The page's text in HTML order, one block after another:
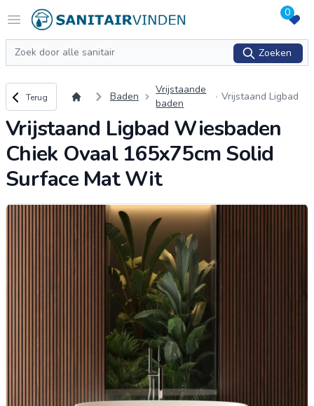
Open menu
Logo sanitairvinden.nl 0
Zoeken
Zoeken
Terug naar overzicht
Terug Baden
Vrijstaande
baden
Vrijstaand Ligbad
Ovaal 165x75cm S
olid Surface Mat
Wit
Vrijstaand Ligbad Wiesbaden
Chiek Ovaal 165x75cm Solid
Surface Mat Wit